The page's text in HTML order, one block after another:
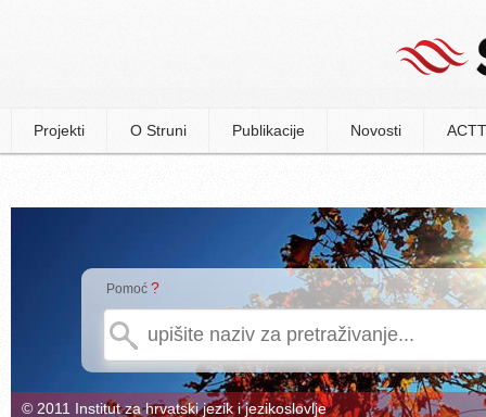
Projekti O Struni Publikacije Novosti
Pomoć ?
© 2011 Institut za hrvatski jezik i jezikoslovlje